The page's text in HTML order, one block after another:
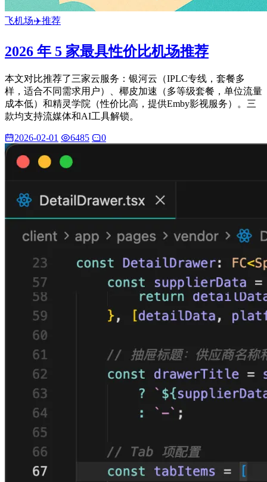
飞机场✈️推荐
2026 年 5 家最具性价比机场推荐
本文对比推荐了三家云服务：银河云（IPLC专线，套餐多
样，适合不同需求用户）、椰皮加速（多等级套餐，单位流量
成本低）和精灵学院（性价比高，提供Emby影视服务）。三
款均支持流媒体和AI工具解锁。
2026-02-01 6485 0